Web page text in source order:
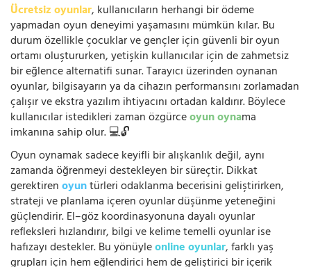
Ücretsiz oyunlar, kullanıcıların herhangi bir ödeme
yapmadan oyun deneyimi yaşamasını mümkün kılar. Bu
durum özellikle çocuklar ve gençler için güvenli bir oyun
ortamı oluştururken, yetişkin kullanıcılar için de zahmetsiz
bir eğlence alternatifi sunar. Tarayıcı üzerinden oynanan
oyunlar, bilgisayarın ya da cihazın performansını zorlamadan
çalışır ve ekstra yazılım ihtiyacını ortadan kaldırır. Böylece
kullanıcılar istedikleri zaman özgürceoyun oynama
imkanına sahip olur. 💻🔓
Oyun oynamak sadece keyifli bir alışkanlık değil, aynı
zamanda öğrenmeyi destekleyen bir süreçtir. Dikkat
gerektirenoyuntürleri odaklanma becerisini geliştirirken,
strateji ve planlama içeren oyunlar düşünme yeteneğini
güçlendirir. El–göz koordinasyonuna dayalı oyunlar
refleksleri hızlandırır, bilgi ve kelime temelli oyunlar ise
hafızayı destekler. Bu yönüyleonline oyunlar, farklı yaş